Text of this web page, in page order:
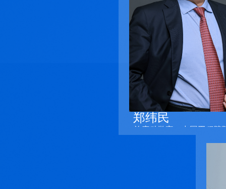
郑纬民
首席科学家、中国工程院